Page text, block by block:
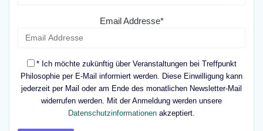
Email Addresse*
* Ich möchte zukünftig über Veranstaltungen bei Treffpunkt
Philosophie per E-Mail informiert werden. Diese Einwilligung kann
jederzeit per Mail oder am Ende des monatlichen Newsletter-Mail
widerrufen werden. Mit der Anmeldung werden unsere
Datenschutzinformationen akzeptiert.